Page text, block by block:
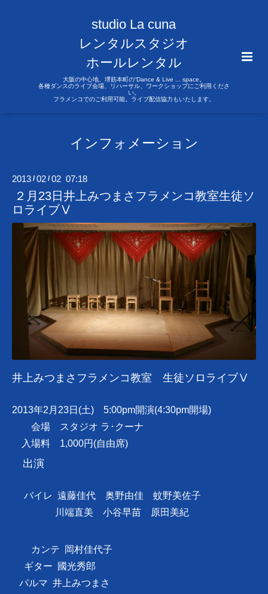
studio La cuna
レンタルスタジオ
ホールレンタル
大阪の中心地、堺筋本町の“Dance & Live ... space。
各種ダンスのライブ会場、リハーサル、ワークショップにご利用くださ
い。
フラメンコでのご利用可能。ライブ配信協力もいたします。
インフォメーション
2013 /02 /02 07:18
２月23日井上みつまさフラメンコ教室生徒ソ
ロライブⅤ
井上みつまさフラメンコ教室 生徒ソロライブⅤ
2013年2月23日(土) 5:00pm開演(4:30pm開場)
会場 スタジオ ラ･クーナ
入場料 1,000円(自由席)
出演
バイレ 遠藤佳代 奥野由佳 蚊野美佐子
川端直美 小谷早苗 原田美紀
カンテ 岡村佳代子
ギター 國光秀郎
パルマ 井上みつまさ